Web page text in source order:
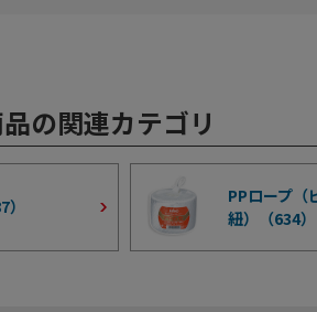
の関連カテゴリ
）
PPロープ（
紐）（634）